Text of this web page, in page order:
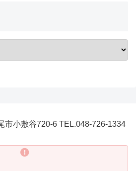
市小敷谷720-6 TEL.048-726-1334